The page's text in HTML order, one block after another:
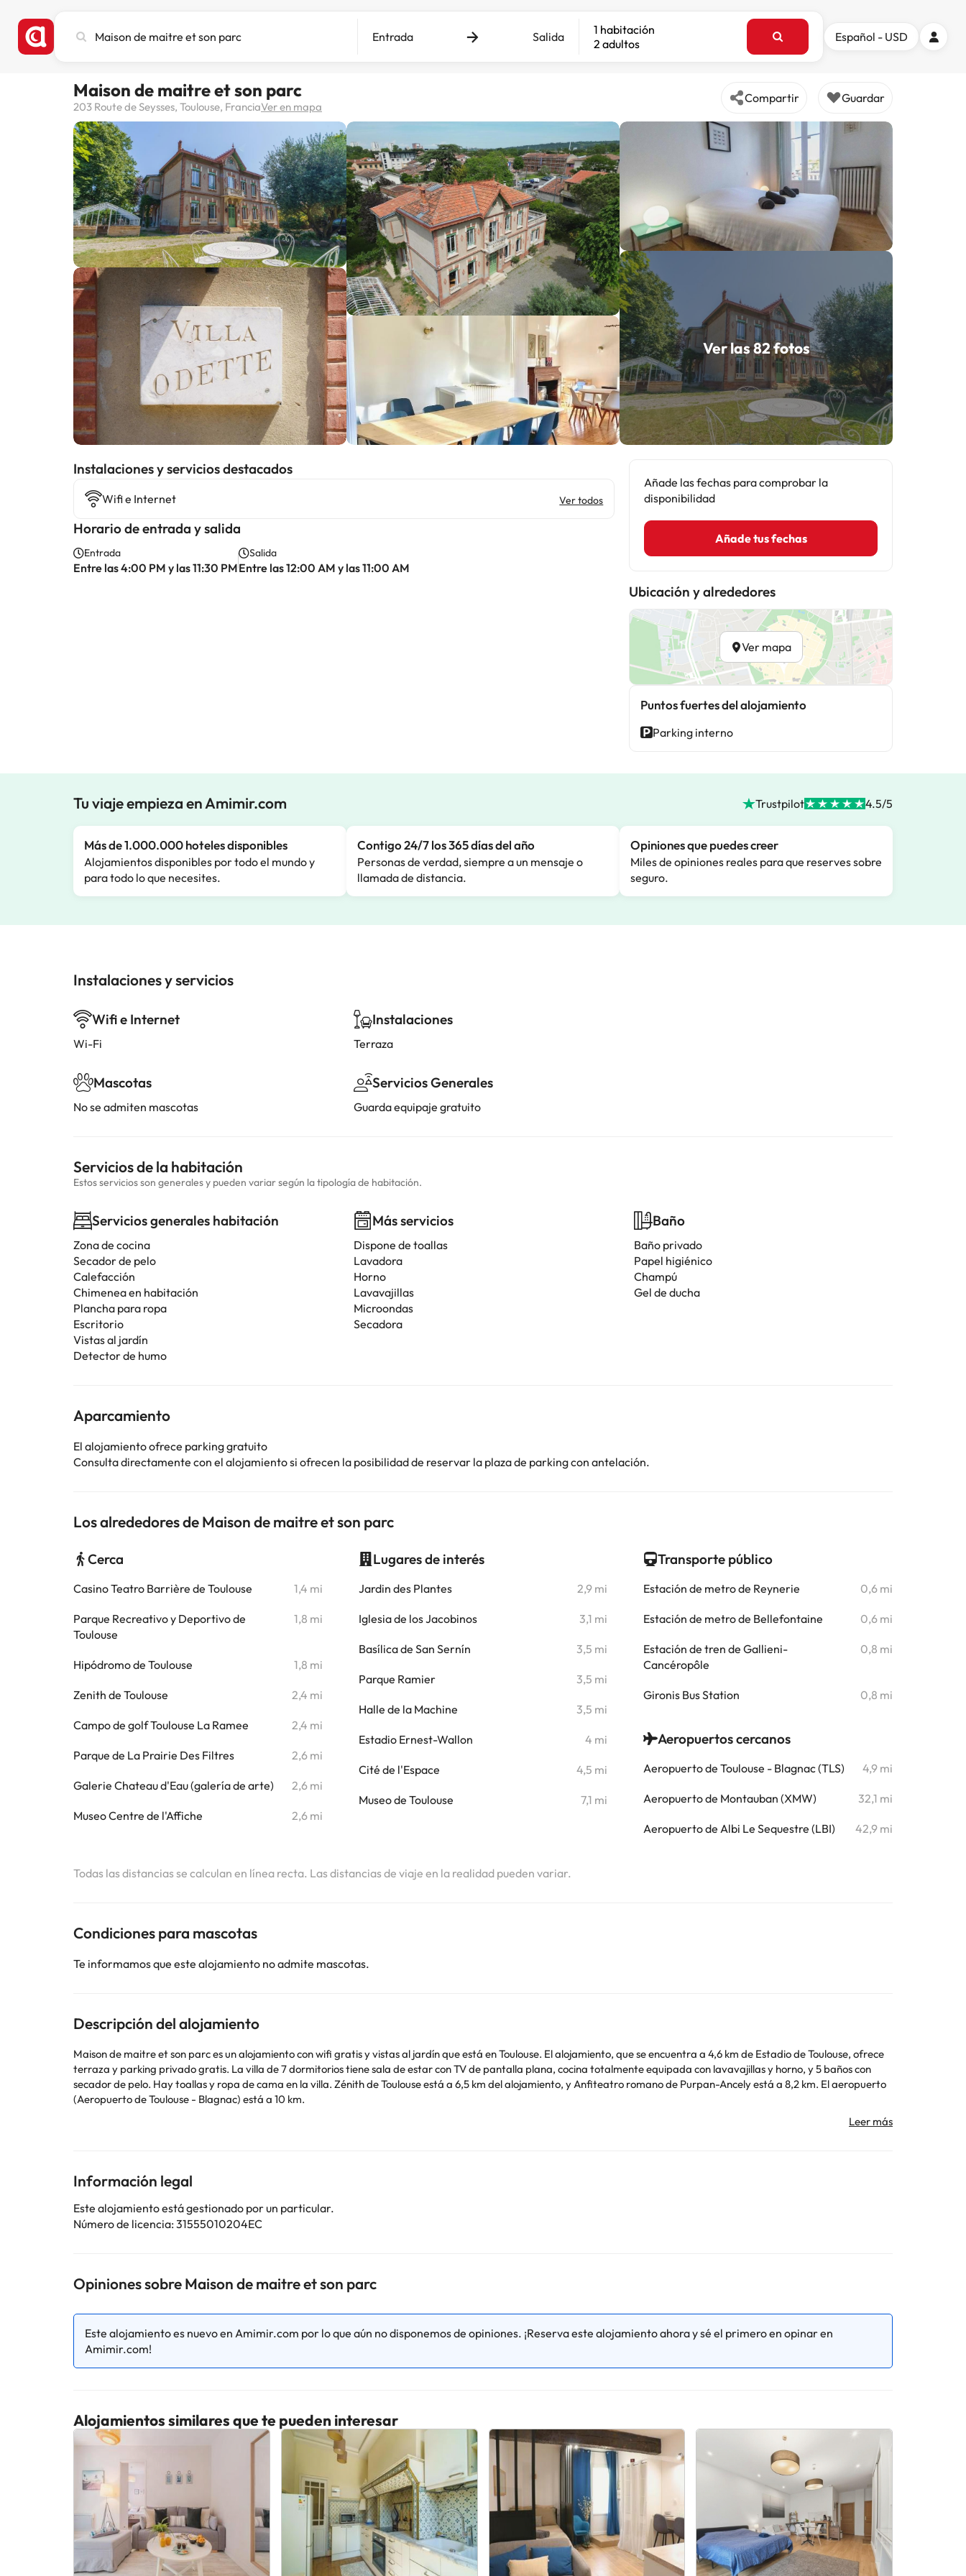
ciudad,
destino
Entrada Salida
1 habitación
2 adultos
Español - USD
Maison de maitre et son parc
203 Route de Seysses, Toulouse, FranciaVer en mapa
Compartir Guardar
Ver las 82 fotos
Instalaciones y servicios destacados
Wifi e Internet Ver todos
Horario de entrada y salida
Entrada
Entre las 4:00 PM y las 11:30 PM
Salida
Entre las 12:00 AM y las 11:00 AM
Añade las fechas para comprobar la
disponibilidad
Añade tus fechas
Ubicación y alrededores
Ver mapa
Puntos fuertes del alojamiento
Parking interno
Tu viaje empieza en Amimir.com Trustpilot 4.5/5
Más de 1.000.000 hoteles disponibles
Alojamientos disponibles por todo el mundo y
para todo lo que necesites.
Contigo 24/7 los 365 días del año
Personas de verdad, siempre a un mensaje o
llamada de distancia.
Opiniones que puedes creer
Miles de opiniones reales para que reserves sobre
seguro.
Instalaciones y servicios
Wifi e Internet
Wi-Fi
Mascotas
No se admiten mascotas
Instalaciones
Terraza
Servicios Generales
Guarda equipaje gratuito
Servicios de la habitación
Estos servicios son generales y pueden variar según la tipología de habitación.
Servicios generales habitación
Zona de cocina
Secador de pelo
Calefacción
Chimenea en habitación
Plancha para ropa
Escritorio
Vistas al jardín
Detector de humo
Más servicios
Dispone de toallas
Lavadora
Horno
Lavavajillas
Microondas
Secadora
Baño
Baño privado
Papel higiénico
Champú
Gel de ducha
Aparcamiento
El alojamiento ofrece parking gratuito
Consulta directamente con el alojamiento si ofrecen la posibilidad de reservar la plaza de parking con antelación.
Los alrededores de Maison de maitre et son parc
Cerca
Casino Teatro Barrière de Toulouse 1,4 mi
Parque Recreativo y Deportivo de
Toulouse
1,8 mi
Hipódromo de Toulouse 1,8 mi
Zenith de Toulouse 2,4 mi
Campo de golf Toulouse La Ramee 2,4 mi
Parque de La Prairie Des Filtres 2,6 mi
Galerie Chateau d'Eau (galería de arte) 2,6 mi
Museo Centre de l'Affiche 2,6 mi
Lugares de interés
Jardin des Plantes 2,9 mi
Iglesia de los Jacobinos 3,1 mi
Basílica de San Sernín 3,5 mi
Parque Ramier 3,5 mi
Halle de la Machine 3,5 mi
Estadio Ernest-Wallon 4 mi
Cité de l'Espace 4,5 mi
Museo de Toulouse 7,1 mi
Transporte público
Estación de metro de Reynerie 0,6 mi
Estación de metro de Bellefontaine 0,6 mi
Estación de tren de Gallieni-
Cancéropôle
0,8 mi
Gironis Bus Station 0,8 mi
Aeropuertos cercanos
Aeropuerto de Toulouse - Blagnac (TLS) 4,9 mi
Aeropuerto de Montauban (XMW) 32,1 mi
Aeropuerto de Albi Le Sequestre (LBI) 42,9 mi
Todas las distancias se calculan en línea recta. Las distancias de viaje en la realidad pueden variar.
Condiciones para mascotas
Te informamos que este alojamiento no admite mascotas.
Descripción del alojamiento
Maison de maitre et son parc es un alojamiento con wifi gratis y vistas al jardín que está en Toulouse. El alojamiento, que se encuentra a 4,6 km de Estadio de Toulouse, ofrece
terraza y parking privado gratis. La villa de 7 dormitorios tiene sala de estar con TV de pantalla plana, cocina totalmente equipada con lavavajillas y horno, y 5 baños con
secador de pelo. Hay toallas y ropa de cama en la villa. Zénith de Toulouse está a 6,5 km del alojamiento, y Anfiteatro romano de Purpan-Ancely está a 8,2 km. El aeropuerto
(Aeropuerto de Toulouse - Blagnac) está a 10 km.
Información legal
Este alojamiento está gestionado por un particular.
Número de licencia: 31555010204EC
Opiniones sobre Maison de maitre et son parc
Este alojamiento es nuevo en Amimir.com por lo que aún no disponemos de opiniones. ¡Reserva este alojamiento ahora y sé el primero en opinar en
Amimir.com!
Alojamientos similares que te pueden interesar